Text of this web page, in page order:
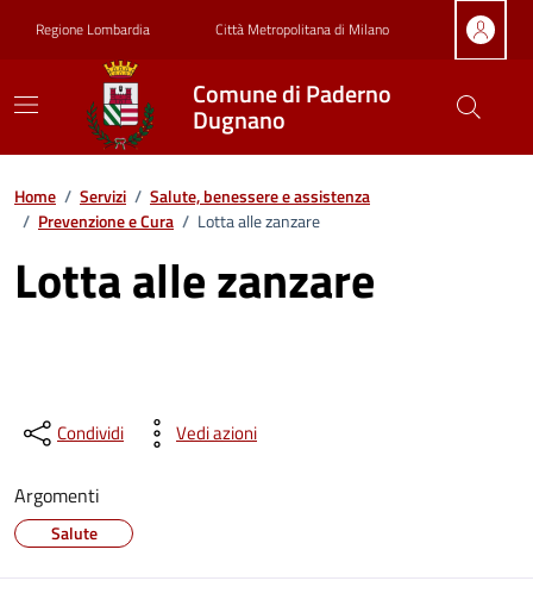
Regione Lombardia Città Metropolitana di Milano
Comune di Paderno
Dugnano
Home / Servizi / Salute, benessere e assistenza
/ Prevenzione e Cura / Lotta alle zanzare
Lotta alle zanzare
Condividi Vedi azioni
Argomenti
Salute